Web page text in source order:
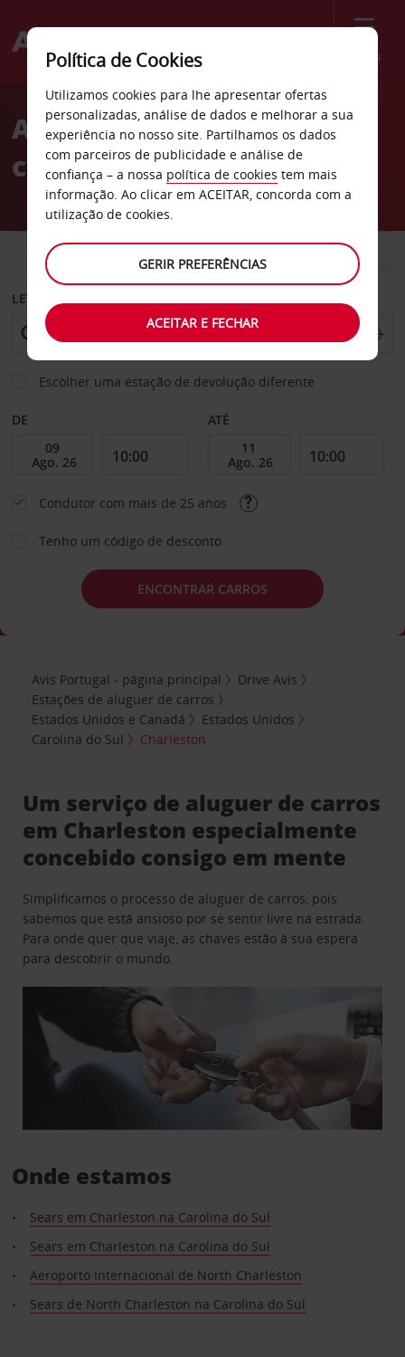
Menu
Welcome
AvisAluguer de
carros Charleston
CARRO COMERCIAIS
LEVANTAR EM
Escolher uma estação de devolução diferente
DE ATÉ
Condutor com mais de 25 anos
Tenho um código de desconto
ENCONTRAR CARROS
Avis Portugal - página principal
Drive Avis
Estações de aluguer de carros
Estados Unidos e Canadá
Estados Unidos
Carolina do Sul
Charleston
Um serviço de aluguer de carros
em Charleston especialmente
concebido consigo em mente
Simplificamos o processo de aluguer de carros, pois
sabemos que está ansioso por se sentir livre na estrada.
Para onde quer que viaje, as chaves estão à sua espera
para descobrir o mundo.
Onde estamos
Sears em Charleston na Carolina do Sul
Sears em Charleston na Carolina do Sul
Aeroporto Internacional de North Charleston
Sears de North Charleston na Carolina do Sul
Política de Cookies
Utilizamos cookies para lhe apresentar ofertas
personalizadas, análise de dados e melhorar a sua
experiência no nosso site. Partilhamos os dados
com parceiros de publicidade e análise de
confiança – a nossa política de cookies tem mais
informação. Ao clicar em ACEITAR, concorda com a
utilização de cookies.
GERIR PREFERÊNCIAS
ACEITAR E FECHAR